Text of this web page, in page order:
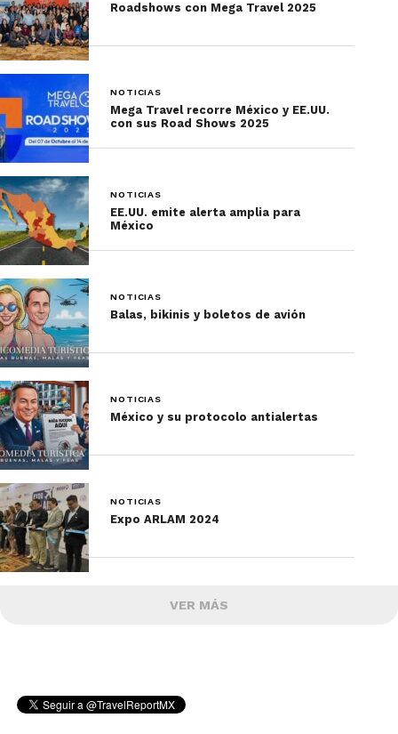
Roadshows con Mega Travel 2025
NOTICIAS
Mega Travel recorre México y EE.UU.
con sus Road Shows 2025
NOTICIAS
EE.UU. emite alerta amplia para
México
NOTICIAS
Balas, bikinis y boletos de avión
NOTICIAS
México y su protocolo antialertas
NOTICIAS
Expo ARLAM 2024
VER MÁS